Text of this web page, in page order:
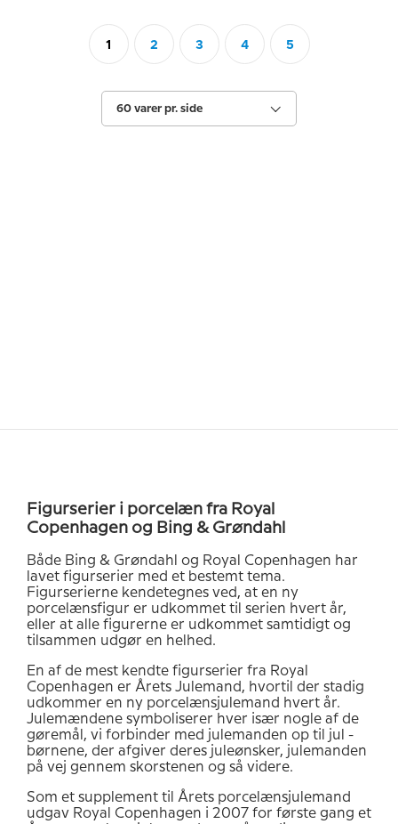
1 2 3 4 5
60 varer pr. side
Figurserier i porcelæn fra Royal
Copenhagen og Bing & Grøndahl
Både Bing & Grøndahl og Royal Copenhagen har
lavet figurserier med et bestemt tema.
Figurserierne kendetegnes ved, at en ny
porcelænsfigur er udkommet til serien hvert år,
eller at alle figurerne er udkommet samtidigt og
tilsammen udgør en helhed.
En af de mest kendte figurserier fra Royal
Copenhagen er Årets Julemand, hvortil der stadig
udkommer en ny porcelænsjulemand hvert år.
Julemændene symboliserer hver især nogle af de
gøremål, vi forbinder med julemanden op til jul -
børnene, der afgiver deres juleønsker, julemanden
på vej gennem skorstenen og så videre.
Som et supplement til Årets porcelænsjulemand
udgav Royal Copenhagen i 2007 for første gang et